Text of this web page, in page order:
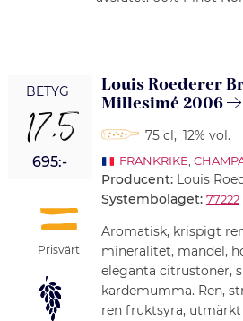
BETYG
17,5
695:-
Prisvärt
Louis Roederer
Millesimé 2006
75 cl, 12% vol.
FRANKRIKE
Producent: Louis
Systembolaget: 77222
Aromatisk, krispigt
mineralitet, mandel,
eleganta citrustoner,
kardemumma. Ren,
ren fruktsyra, utmärkt